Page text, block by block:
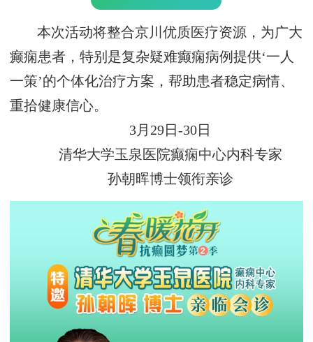
本次活动将整合京川优质医疗资源，为广大
癫痫患者，特别是复杂疑难癫痫病例提供‘一人
一策’的个体化治疗方案，帮助患者稳定病情、
重拾健康信心。
3月29日-30日
清华大学玉泉医院癫痫中心内科专家
孙朝晖博士领衔亲诊